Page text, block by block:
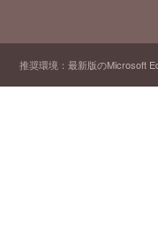
推奨環境：最新版のMicrosoft